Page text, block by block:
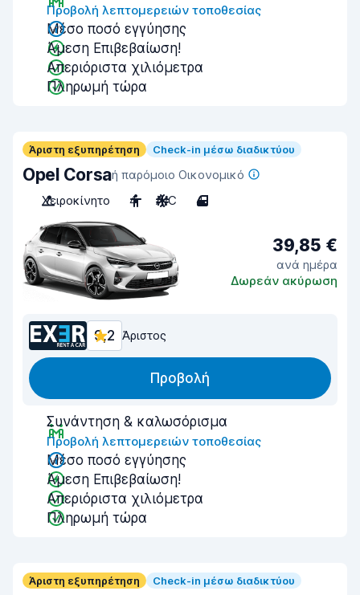
Προβολή λεπτομερειών τοποθεσίας
Μέσο ποσό εγγύησης
Άμεση Επιβεβαίωση!
Απεριόριστα χιλιόμετρα
Πληρωμή τώρα
Άριστη εξυπηρέτηση Check-in μέσω διαδικτύου
Opel Corsaή παρόμοιο Οικονομικό
Χειροκίνητο
4 A/C 4
39,85 €
ανά ημέρα
Δωρεάν ακύρωση
9,2 Άριστος
Προβολή
Συνάντηση & καλωσόρισμα
Προβολή λεπτομερειών τοποθεσίας
Μέσο ποσό εγγύησης
Άμεση Επιβεβαίωση!
Απεριόριστα χιλιόμετρα
Πληρωμή τώρα
Άριστη εξυπηρέτηση Check-in μέσω διαδικτύου